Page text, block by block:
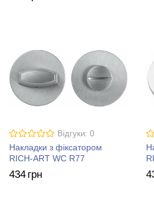
Відгуки: 0
Накладки з фіксатором
RICH-ART WC R77
434 грн